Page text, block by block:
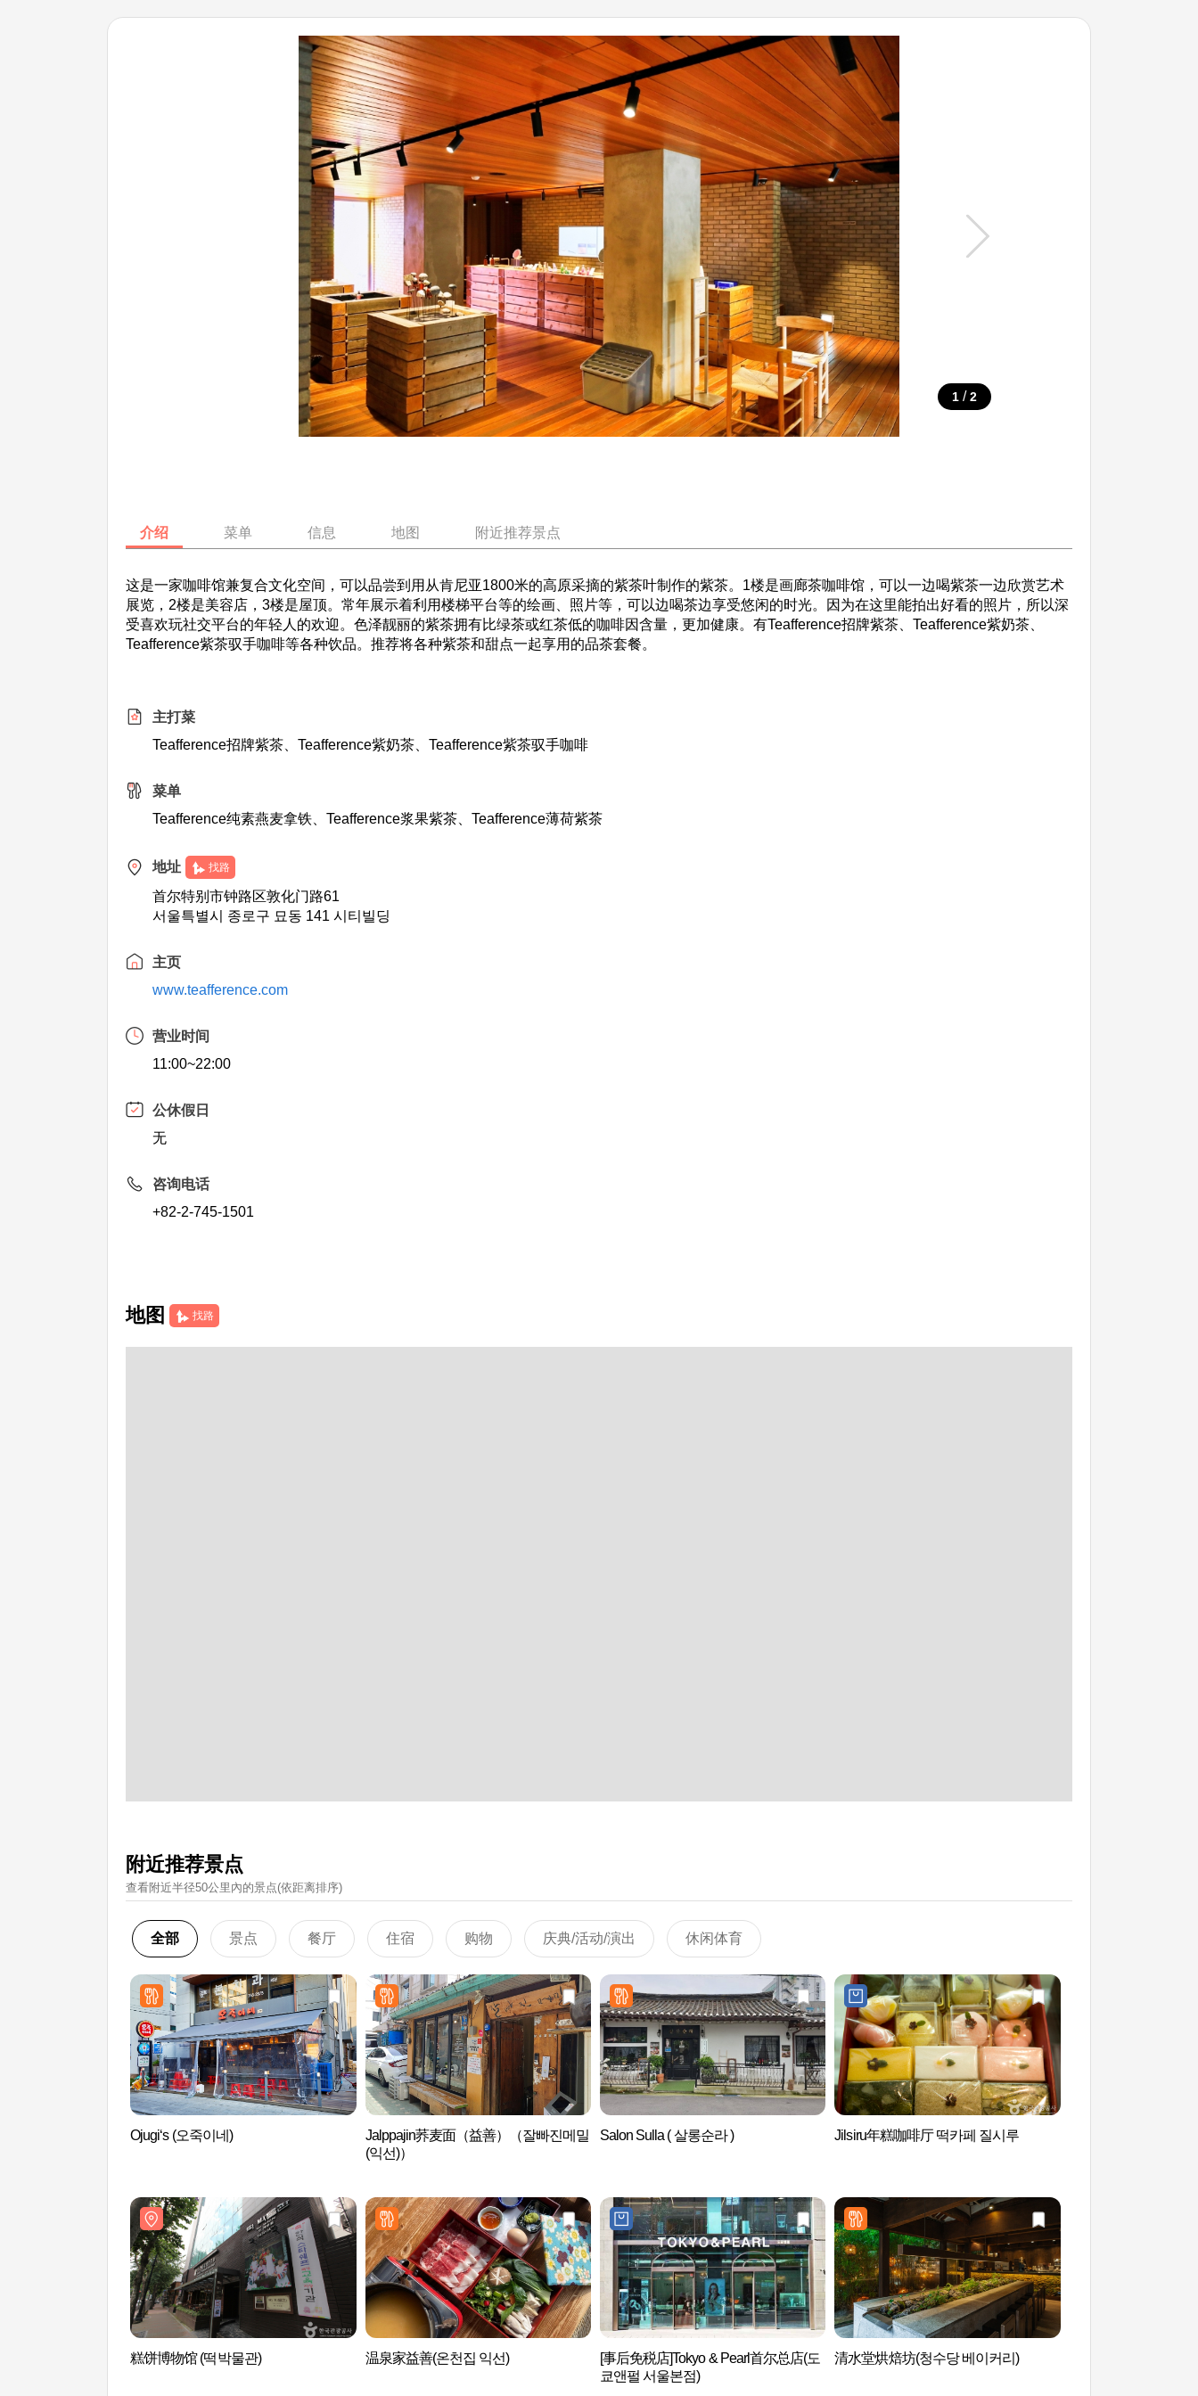
1 / 2
介绍 菜单 信息 地图 附近推荐景点
这是一家咖啡馆兼复合文化空间，可以品尝到用从肯尼亚1800米的高原采摘的紫茶叶制作的紫茶。1楼是画廊茶咖啡馆，可以一边喝紫茶一边欣赏艺术
展览，2楼是美容店，3楼是屋顶。常年展示着利用楼梯平台等的绘画、照片等，可以边喝茶边享受悠闲的时光。因为在这里能拍出好看的照片，所以深
受喜欢玩社交平台的年轻人的欢迎。色泽靓丽的紫茶拥有比绿茶或红茶低的咖啡因含量，更加健康。有Teafference招牌紫茶、Teafference紫奶茶、
Teafference紫茶驭手咖啡等各种饮品。推荐将各种紫茶和甜点一起享用的品茶套餐。
主打菜
Teafference招牌紫茶、Teafference紫奶茶、Teafference紫茶驭手咖啡
菜单
Teafference纯素燕麦拿铁、Teafference浆果紫茶、Teafference薄荷紫茶
地址 找路
首尔特别市钟路区敦化门路61
서울특별시 종로구 묘동 141 시티빌딩
主页
www.teafference.com
营业时间
11:00~22:00
公休假日
无
咨询电话
+82-2-745-1501
地图 找路
附近推荐景点
查看附近半径50公里內的景点(依距离排序)
全部 景点 餐厅 住宿 购物 庆典/活动/演出 休闲体育
Ojugi‘s (오죽이네)
Jalppajin荞麦面（益善）（잘빠진메밀
(익선)）
Salon Sulla ( 살롱순라 ) Jilsiru年糕咖啡厅 떡카페 질시루
糕饼博物馆 (떡박물관) 温泉家益善(온천집 익선)
[事后免税店]Tokyo & Pearl首尔总店(도
쿄앤펄 서울본점)
清水堂烘焙坊(청수당 베이커리)